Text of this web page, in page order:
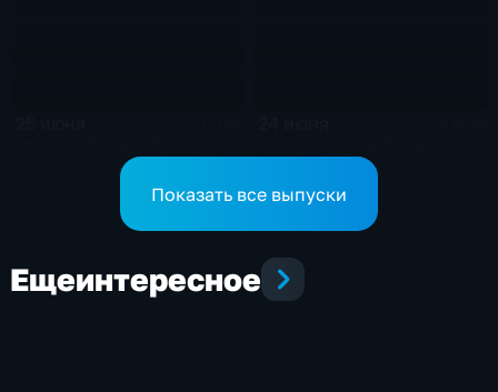
Показать все выпуски
Ещеинтересное